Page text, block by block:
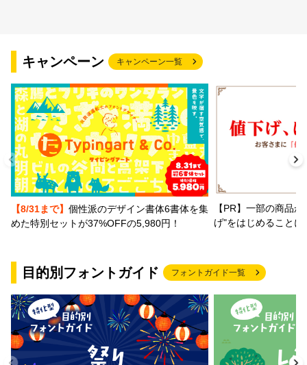
キャンペーン キャンペーン一覧
【8/31まで】 個性派のデザイン書体6書体を集
めた特別セットが37%OFFの5,980円！
【PR】一部の商品
げ"をはじめること
目的別フォントガイド フォントガイド一覧